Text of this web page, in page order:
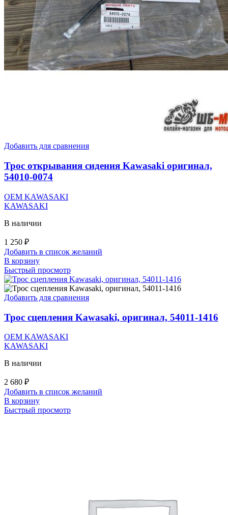
Добавить для сравнения
Трос открывания сидения Kawasaki оригинал,
54010-0074
OEM KAWASAKI
KAWASAKI
В наличии
1 250 ₽
Добавить в список желаний
В корзину
Быстрый просмотр
Добавить для сравнения
Трос сцепления Kawasaki, оригинал, 54011-1416
OEM KAWASAKI
KAWASAKI
В наличии
2 680 ₽
Добавить в список желаний
В корзину
Быстрый просмотр